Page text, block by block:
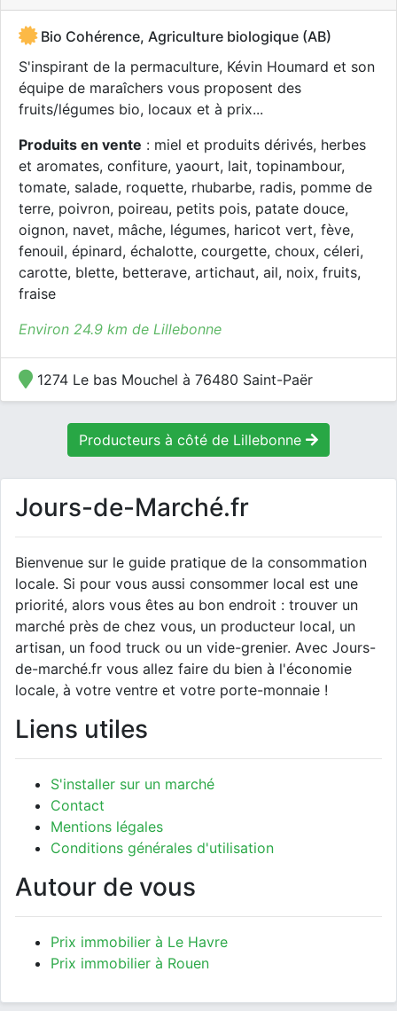
Bio Cohérence, Agriculture biologique (AB)
S'inspirant de la permaculture, Kévin Houmard et son
équipe de maraîchers vous proposent des
fruits/légumes bio, locaux et à prix...
Produits en vente : miel et produits dérivés, herbes
et aromates, confiture, yaourt, lait, topinambour,
tomate, salade, roquette, rhubarbe, radis, pomme de
terre, poivron, poireau, petits pois, patate douce,
oignon, navet, mâche, légumes, haricot vert, fève,
fenouil, épinard, échalotte, courgette, choux, céleri,
carotte, blette, betterave, artichaut, ail, noix, fruits,
fraise
Environ 24.9 km de Lillebonne
1274 Le bas Mouchel à 76480 Saint-Paër
Producteurs à côté de Lillebonne
Jours-de-Marché.fr
Bienvenue sur le guide pratique de la consommation
locale. Si pour vous aussi consommer local est une
priorité, alors vous êtes au bon endroit : trouver un
marché près de chez vous, un producteur local, un
artisan, un food truck ou un vide-grenier. Avec Jours-
de-marché.fr vous allez faire du bien à l'économie
locale, à votre ventre et votre porte-monnaie !
Liens utiles
S'installer sur un marché
Contact
Mentions légales
Conditions générales d'utilisation
Autour de vous
Prix immobilier à Le Havre
Prix immobilier à Rouen